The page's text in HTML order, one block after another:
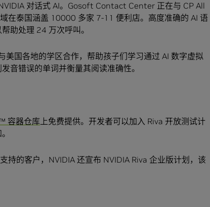
对话式 AI。Gosoft Contact Center 正在与 CP All
在泰国涵盖 10000 多家 7-11 便利店。高度准确的 AI 语
助处理 24 万次呼叫。
国各地的学区合作，帮助孩子们学习通过 AI 数字虚拟
音错误的单词并衡量其阅读准确性。
容器仓库 上免费提供。开发者可以加入 Riva 开放测试计
持的客户，NVIDIA 还宣布 NVIDIA Riva 企业版计划，该